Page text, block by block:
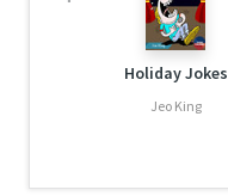
Holiday Jokes
Jeo King